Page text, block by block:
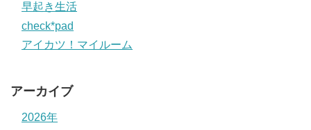
早起き生活
check*pad
アイカツ！マイルーム
アーカイブ
2026年